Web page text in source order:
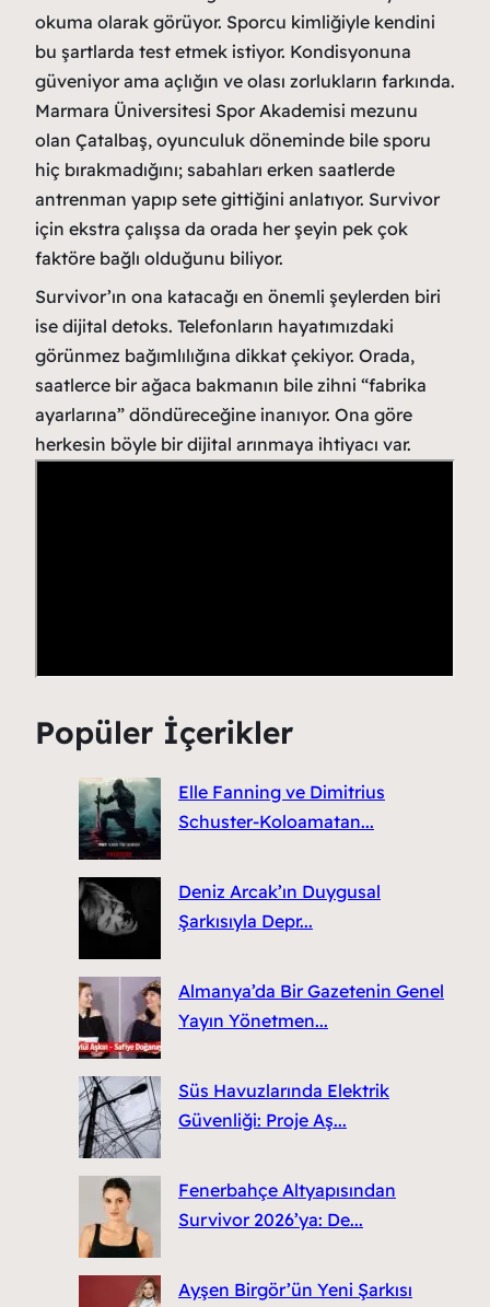
okuma olarak görüyor. Sporcu kimliğiyle kendini
bu şartlarda test etmek istiyor. Kondisyonuna
güveniyor ama açlığın ve olası zorlukların farkında.
Marmara Üniversitesi Spor Akademisi mezunu
olan Çatalbaş, oyunculuk döneminde bile sporu
hiç bırakmadığını; sabahları erken saatlerde
antrenman yapıp sete gittiğini anlatıyor. Survivor
için ekstra çalışsa da orada her şeyin pek çok
faktöre bağlı olduğunu biliyor.
Survivor’ın ona katacağı en önemli şeylerden biri
ise dijital detoks. Telefonların hayatımızdaki
görünmez bağımlılığına dikkat çekiyor. Orada,
saatlerce bir ağaca bakmanın bile zihni “fabrika
ayarlarına” döndüreceğine inanıyor. Ona göre
herkesin böyle bir dijital arınmaya ihtiyacı var.
Popüler İçerikler
Elle Fanning ve Dimitrius
Schuster-Koloamatan...
Deniz Arcak’ın Duygusal
Şarkısıyla Depr...
Almanya’da Bir Gazetenin Genel
Yayın Yönetmen...
Süs Havuzlarında Elektrik
Güvenliği: Proje Aş...
Fenerbahçe Altyapısından
Survivor 2026’ya: De...
Ayşen Birgör’ün Yeni Şarkısı